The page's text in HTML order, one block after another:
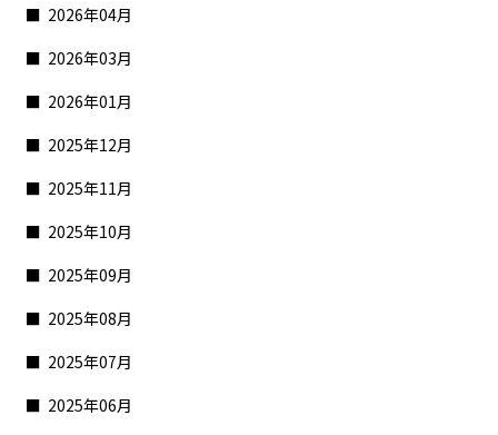
2026年04月
2026年03月
2026年01月
2025年12月
2025年11月
2025年10月
2025年09月
2025年08月
2025年07月
2025年06月